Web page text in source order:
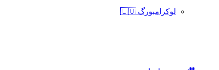
لوکزامبورگ 🇱🇺